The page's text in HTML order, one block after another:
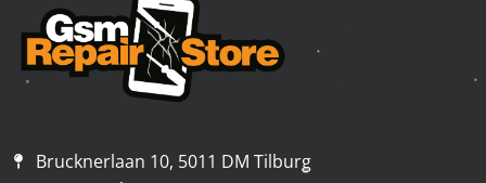
Brucknerlaan 10, 5011 DM Tilburg